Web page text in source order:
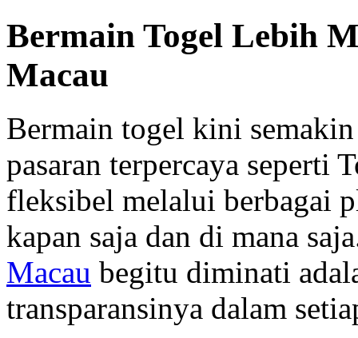
Bermain Togel Lebih
Macau
Bermain togel kini
pasaran terpercaya seperti
fleksibel melalui berbagai
kapan saja dan di mana
Macau begitu diminati
transparansinya dalam